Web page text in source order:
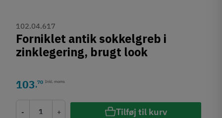
102.04.617
Forniklet antik sokkelgreb i
zinklegering, brugt look
103,70 Inkl. moms
- + Tilføj til kurv